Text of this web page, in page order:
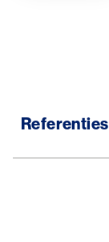
Referenties